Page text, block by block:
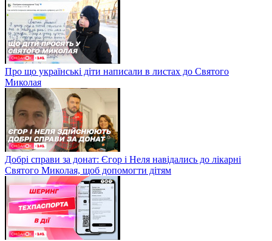
Про що українські діти написали в листах до Святого
Миколая
Добрі справи за донат: Єгор і Неля навідались до лікарні
Святого Миколая, щоб допомогти дітям